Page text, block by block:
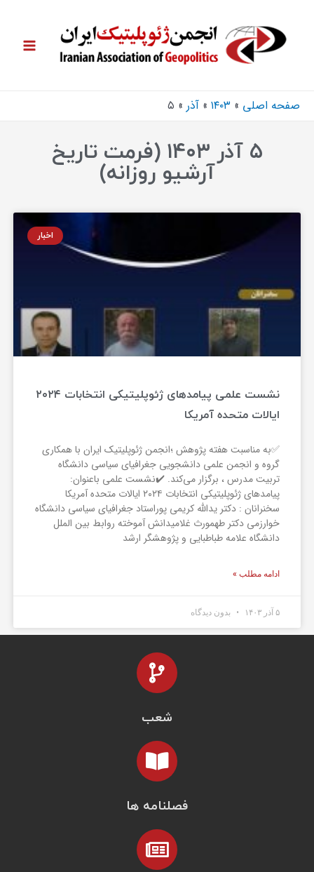
صفحه اصلی ۱۴۰۳ آذر ۵
۵ آذر ۱۴۰۳ (فرمت تاریخ
آرشیو روزانه)
اخبار
نشست علمی پیامدهای ژئوپلیتیکی انتخابات ۲۰۲۴
ایالات متحده آمریکا
✅️به مناسبت هفته پژوهش ؛انجمن ژئوپلیتیک ایران با همکاری
گروه و انجمن علمی دانشجویی جغرافیای سیاسی دانشگاه
تربیت مدرس ، برگزار می‌کند. ✔️نشست علمی باعنوان:
پیامدهای ژئوپلیتیکی انتخابات ۲۰۲۴ ایالات متحده آمریکا
سخنرانان : دکتر یدالله کریمی پوراستاد جغرافیای سیاسی دانشگاه
خوارزمی دکتر طهمورث غلامیدانش آموخته روابط بین الملل
دانشگاه علامه طباطبایی و پژوهشگر ارشد
ادامه مطلب »
۵ آذر ۱۴۰۳ بدون دیدگاه
شعب
فصلنامه ها